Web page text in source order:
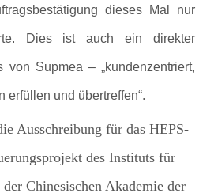
dieses Mal nur
Dies ist auch ein direkter
von Supmea – „kundenzentriert,
erfüllen und übertreffen“.